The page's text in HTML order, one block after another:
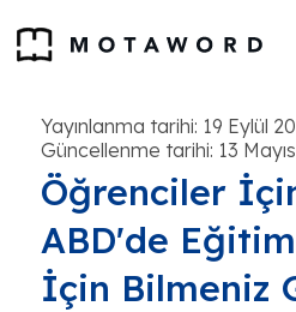
Yayınlanma tarihi: 19 Eylül
Güncellenme tarihi: 13
Öğrenciler
ABD'de
İçin Bilmeniz